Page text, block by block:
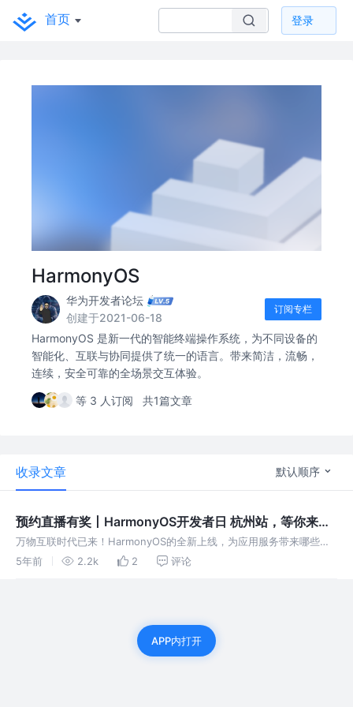
首页 登录
HarmonyOS
华为开发者论坛
创建于2021-06-18
订阅专栏
HarmonyOS 是新一代的智能终端操作系统，为不同设备的
智能化、互联与协同提供了统一的语言。带来简洁，流畅，
连续，安全可靠的全场景交互体验。
等 3 人订阅 共1篇文章
收录文章 默认顺序
预约直播有奖丨HarmonyOS开发者日 杭州站，等你来
“约”
万物互联时代已来！HarmonyOS的全新上线，为应用服务带来哪些新
机遇？为开发者带来哪些新体验？ 2021年7月31日，HDD |
5年前 2.2k 2 评论
APP内打开